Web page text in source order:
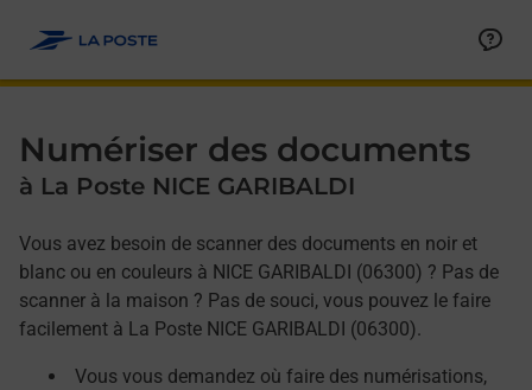
Numériser des documents
à La Poste NICE GARIBALDI
Vous avez besoin de scanner des documents en noir et
blanc ou en couleurs à NICE GARIBALDI (06300) ? Pas de
scanner à la maison ? Pas de souci, vous pouvez le faire
facilement à La Poste NICE GARIBALDI (06300).
Vous vous demandez où faire des numérisations,